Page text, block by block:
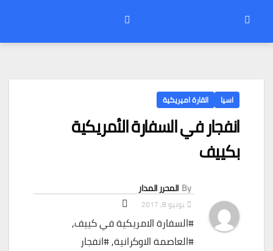
اسيا القارة اميريكية
انفجار في السفارة الأمريكية
بكييف
By المحرر المدار
يونيو 8, 2017
#السفارة الامريكية في كييف,
#العاصمة الاوكرانية,#انفجار